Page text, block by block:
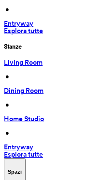
•
Entryway
Esplora tutte
Stanze
Living Room
•
Dining Room
•
Home Studio
•
Entryway
Esplora tutte
Spazi